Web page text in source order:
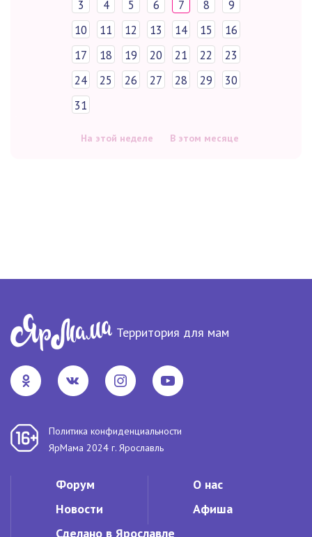
3
4 5 6 7 8
9
10
11 12 13 14 15
16
17
18 19 20 21 22
23
24
25 26 27 28 29
30
31
На этой неделе В этом месяце
Территория для мам
Политика конфиденциальности
ЯрМама 2024 г. Ярославль
Форум
Новости
О нас
Афиша
Сделано в Ярославле